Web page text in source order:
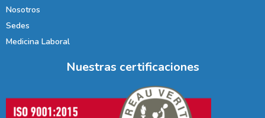
Nosotros
Sedes
Medicina Laboral
Nuestras certificaciones